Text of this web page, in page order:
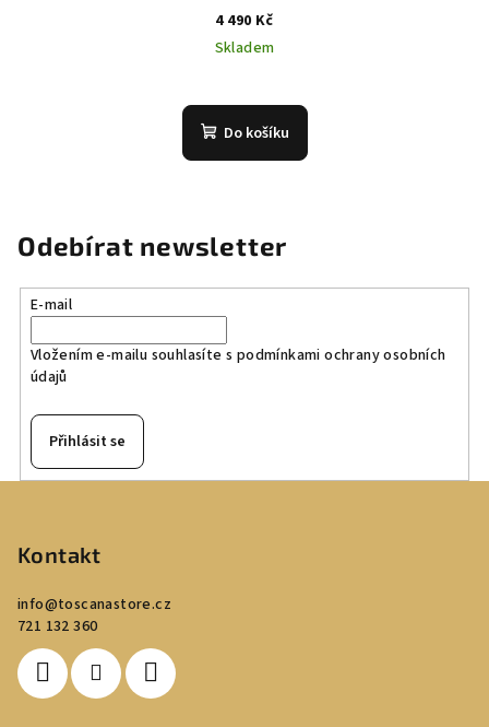
4 490 Kč
Skladem
Do košíku
Odebírat newsletter
E-mail
Vložením e-mailu souhlasíte s podmínkami ochrany osobních
údajů
Přihlásit se
Kontakt
info@toscanastore.cz
721 132 360